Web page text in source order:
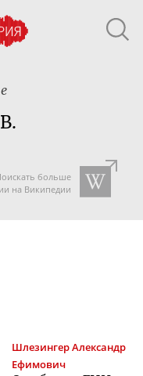
больше
на Википедии
ШлезингерАлександр
Ефимович